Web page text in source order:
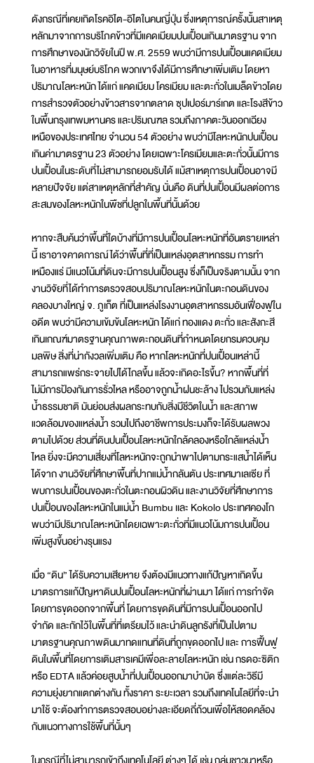
ดังกรณีที่เคยเกิดโรคอิไต-อิไตในคนญี่ปุ่น ซึ่งเหตุการณ์ครั้งนั้นสาเหตุ
หลักมาจากการบริโภคข้าวที่มีแคดเมียมปนเปื้อนเกินมาตรฐาน จาก
การศึกษาของนักวิจัยในปี พ.ศ. 2559 พบว่ามีการปนเปื้อนแคดเมียม
ในอาหารที่มนุษย์บริโภค พวกเขาจึงได้มีการศึกษาเพิ่มเติม โดยหา
ปริมาณโลหะหนัก ได้แก่ แคดเมียม โครเมียม และตะกั่วในเมล็ดข้าวโดย
การสำรวจตัวอย่างข้าวสารจากตลาด ซุปเปอร์มาร์เกต และโรงสีข้าว
ในพื้นกรุงเทพมหานคร และปริมณฑล รวมถึงภาคตะวันออกเฉียง
เหนือของประเทศไทย จำนวน 54 ตัวอย่าง พบว่ามีโลหะหนักปนเปื้อน
เกินค่ามาตรฐาน 23 ตัวอย่าง โดยเฉพาะโครเมียมและตะกั่วนั้นมีการ
ปนเปื้อนในระดับที่ไม่สามารถยอมรับได้ แม้สาเหตุการปนเปื้อนอาจมี
หลายปัจจัย แต่สาเหตุหลักที่สำคัญ นั่นคือ ดินที่ปนเปื้อนมีผลต่อการ
สะสมของโลหะหนักในพืชที่ปลูกในพื้นที่นั้นด้วย
หากจะสืบค้นว่าพื้นที่ใดบ้างที่มีการปนเปื้อนโลหะหนักที่อันตรายเหล่า
นี้ เราอาจคาดการณ์ได้ว่าพื้นที่ที่เป็นแหล่งอุตสาหกรรม การทำ
เหมืองแร่ มีแนวโน้มที่ดินจะมีการปนเปื้อนสูง ซึ่งก็เป็นจริงตามนั้น จาก
งานวิจัยที่ได้ทำการตรวจสอบปริมาณโลหะหนักในตะกอนดินของ
คลองบางใหญ่ จ. ภูเก็ต ที่เป็นแหล่งโรงงานอุตสาหกรรมอันเฟื่องฟูใน
อดีต พบว่ามีความเข้มข้นโลหะหนัก ได้แก่ ทองแดง ตะกั่ว และสังกะสี
เกินเกณฑ์มาตรฐานคุณภาพตะกอนดินที่กำหนดโดยกรมควบคุม
มลพิษ สิ่งที่น่ากังวลเพิ่มเติม คือ หากโลหะหนักที่ปนเปื้อนเหล่านี้
สามารถแพร่กระจายไปได้ไกลขึ้น แล้วจะเกิดอะไรขึ้น? หากพื้นที่ที่
ไม่มีการป้องกันการรั่วไหล หรืออาจถูกน้ำฝนชะล้าง ไปรวมกับแหล่ง
น้ำธรรมชาติ มันย่อมส่งผลกระทบกับสิ่งมีชีวิตในน้ำ และสภาพ
แวดล้อมของแหล่งน้ำ รวมไปถึงอาชีพการประมงก็จะได้รับผลพวง
ตามไปด้วย ส่วนที่ดินปนเปื้อนโลหะหนักใกล้คลองหรือใกล้แหล่งน้ำ
ไหล ยิ่งจะมีความเสี่ยงที่โลหะหนักจะถูกนำพาไปตามกระแสน้ำได้เห็น
ได้จาก งานวิจัยที่ศึกษาพื้นที่ปากแม่น้ำกลันตัน ประเทศมาเลเซีย ที่
พบการปนเปื้อนของตะกั่วในตะกอนผิวดิน และงานวิจัยที่ศึกษาการ
ปนเปื้อนของโลหะหนักในแม่น้ำ Bumbu เเละ Kokolo ประเทศคองโก
พบว่ามีปริมาณโลหะหนักโดยเฉพาะตะกั่วที่มีแนวโน้มการปนเปื้อน
เพิ่มสูงขึ้นอย่างรุนแรง
เมื่อ “ดิน” ได้รับความเสียหาย จึงต้องมีแนวทางแก้ปัญหาเกิดขึ้น
มาตรการแก้ปัญหาดินปนเปื้อนโลหะหนักที่ผ่านมา ได้แก่ การกำจัด
โดยการขุดออกจากพื้นที่ โดยการขุดดินที่มีการปนเปื้อนออกไป
จำกัด และกักไว้ในพื้นที่ที่เตรียมไว้ และนำดินลูกรังที่เป็นไปตาม
มาตรฐานคุณภาพดินมาทดแทนที่ดินที่ถูกขุดออกไป และ การฟื้นฟู
ดินในพื้นที่โดยการเติมสารเคมีเพื่อละลายโลหะหนัก เช่น กรดอะซิติก
หรือ EDTA แล้วค่อยสูบน้ำที่ปนเปื้อนออกมาบำบัด ซึ่งแต่ละวิธีมี
ความยุ่งยากแตกต่างกัน ทั้งราคา ระยะเวลา รวมถึงเทคโนโลยีที่จะนำ
มาใช้ จะต้องทำการตรวจสอบอย่างละเอียดถี่ถ้วนเพื่อให้สอดคล้อง
กับแนวทางการใช้พื้นที่นั้นๆ